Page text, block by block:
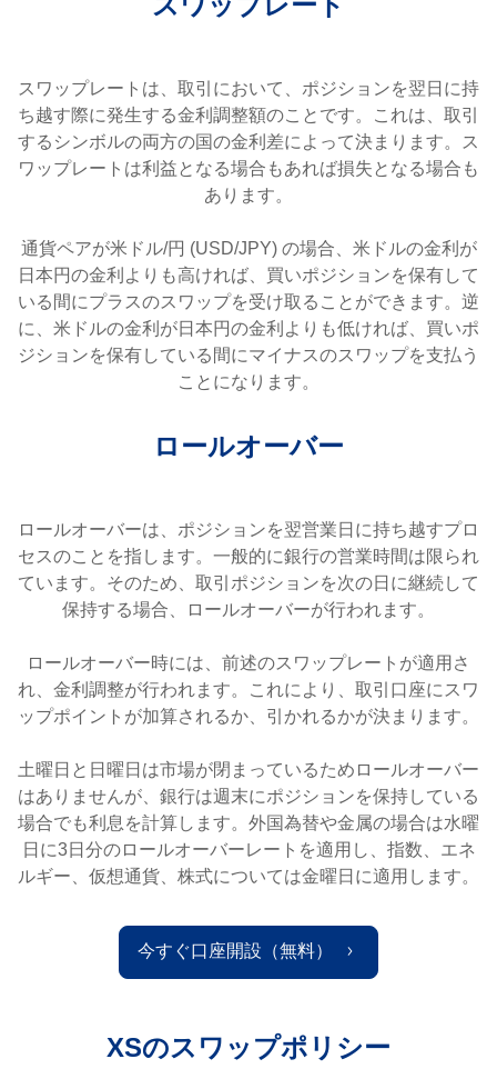
スワップレートは、取引において、ポジションを翌日に持
ち越す際に発生する金利調整額のことです。これは、取引
するシンボルの両方の国の金利差によって決まります。ス
ワップレートは利益となる場合もあれば損失となる場合も
あります。
通貨ペアが米ドル/円 (USD/JPY) の場合、米ドルの金利が
日本円の金利よりも高ければ、買いポジションを保有して
いる間にプラスのスワップを受け取ることができます。逆
に、米ドルの金利が日本円の金利よりも低ければ、買いポ
ジションを保有している間にマイナスのスワップを支払う
ことになります。
ロールオーバー
ロールオーバーは、ポジションを翌営業日に持ち越すプロ
セスのことを指します。一般的に銀行の営業時間は限られ
ています。そのため、取引ポジションを次の日に継続して
保持する場合、ロールオーバーが行われます。
ロールオーバー時には、前述のスワップレートが適用さ
れ、金利調整が行われます。これにより、取引口座にスワ
ップポイントが加算されるか、引かれるかが決まります。
土曜日と日曜日は市場が閉まっているためロールオーバー
はありませんが、銀行は週末にポジションを保持している
場合でも利息を計算します。外国為替や金属の場合は水曜
日に3日分のロールオーバーレートを適用し、指数、エネ
ルギー、仮想通貨、株式については金曜日に適用します。
今すぐ口座開設（無料）
XSのスワップポリシー